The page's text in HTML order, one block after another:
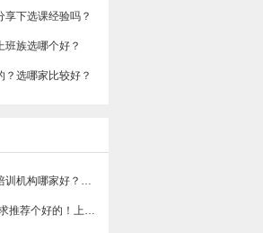
下选课经验吗？
班族选哪个好？
选哪家比较好？
想给职场充电，郑州的成人英语培训机构哪家好？求真实体验，广告勿扰，感谢！
2026年在线商务英语口语培训班求推荐个好的！上班族急需，哪家好？